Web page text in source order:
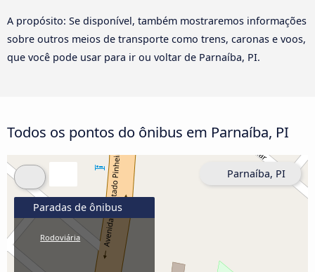
A propósito: Se disponível, também mostraremos informações
sobre outros meios de transporte como trens, caronas e voos,
que você pode usar para ir ou voltar de Parnaíba, PI.
Todos os pontos do ônibus em Parnaíba, PI
Paradas de ônibus
Rodoviária
Parnaíba, PI